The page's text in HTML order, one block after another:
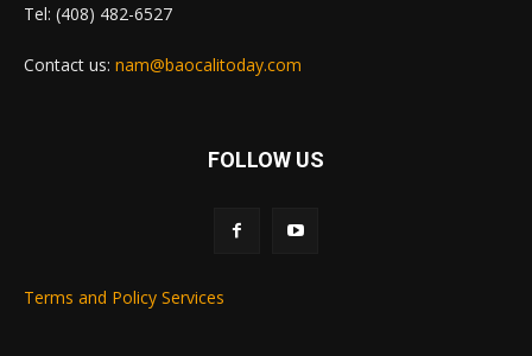
Tel: (408) 482-6527
Contact us: nam@baocalitoday.com
FOLLOW US
Terms and Policy Services